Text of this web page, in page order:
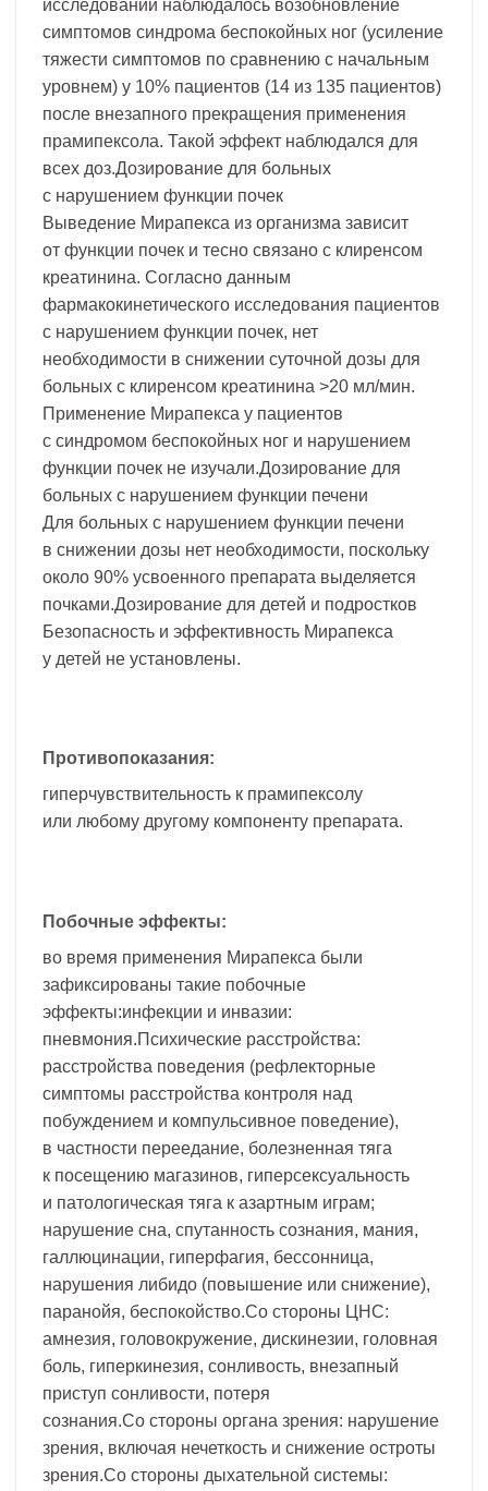
исследовании наблюдалось возобновление
симптомов синдрома беспокойных ног (усиление
тяжести симптомов по сравнению с начальным
уровнем) у 10% пациентов (14 из 135 пациентов)
после внезапного прекращения применения
прамипексола. Такой эффект наблюдался для
всех доз.Дозирование для больных
с нарушением функции почек
Выведение Мирапекса из организма зависит
от функции почек и тесно связано с клиренсом
креатинина. Согласно данным
фармакокинетического исследования пациентов
с нарушением функции почек, нет
необходимости в снижении суточной дозы для
больных с клиренсом креатинина >20 мл/мин.
Применение Мирапекса у пациентов
с синдромом беспокойных ног и нарушением
функции почек не изучали.Дозирование для
больных с нарушением функции печени
Для больных с нарушением функции печени
в снижении дозы нет необходимости, поскольку
около 90% усвоенного препарата выделяется
почками.Дозирование для детей и подростков
Безопасность и эффективность Мирапекса
у детей не установлены.
Противопоказания:
гиперчувствительность к прамипексолу
или любому другому компоненту препарата.
Побочные эффекты:
во время применения Мирапекса были
зафиксированы такие побочные
эффекты:инфекции и инвазии:
пневмония.Психические расстройства:
расстройства поведения (рефлекторные
симптомы расстройства контроля над
побуждением и компульсивное поведение),
в частности переедание, болезненная тяга
к посещению магазинов, гиперсексуальность
и патологическая тяга к азартным играм;
нарушение сна, спутанность сознания, мания,
галлюцинации, гиперфагия, бессонница,
нарушения либидо (повышение или снижение),
паранойя, беспокойство.Со стороны ЦНС:
амнезия, головокружение, дискинезии, головная
боль, гиперкинезия, сонливость, внезапный
приступ сонливости, потеря
сознания.Со стороны органа зрения: нарушение
зрения, включая нечеткость и снижение остроты
зрения.Со стороны дыхательной системы: